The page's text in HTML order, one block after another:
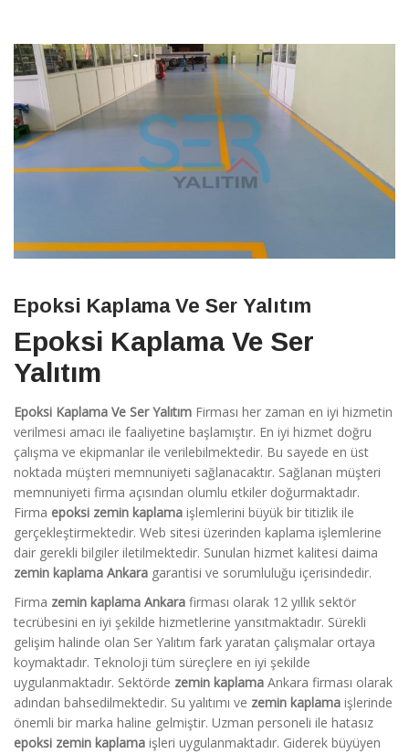
Epoksi Kaplama Ve Ser Yalıtım
Epoksi Kaplama Ve Ser
Yalıtım
Epoksi Kaplama Ve Ser Yalıtım Firması her zaman en iyi hizmetin
verilmesi amacı ile faaliyetine başlamıştır. En iyi hizmet doğru
çalışma ve ekipmanlar ile verilebilmektedir. Bu sayede en üst
noktada müşteri memnuniyeti sağlanacaktır. Sağlanan müşteri
memnuniyeti firma açısından olumlu etkiler doğurmaktadır.
Firma epoksi zemin kaplama işlemlerini büyük bir titizlik ile
gerçekleştirmektedir. Web sitesi üzerinden kaplama işlemlerine
dair gerekli bilgiler iletilmektedir. Sunulan hizmet kalitesi daima
zemin kaplama Ankara garantisi ve sorumluluğu içerisindedir.
Firma zemin kaplama Ankara firması olarak 12 yıllık sektör
tecrübesini en iyi şekilde hizmetlerine yansıtmaktadır. Sürekli
gelişim halinde olan Ser Yalıtım fark yaratan çalışmalar ortaya
koymaktadır. Teknoloji tüm süreçlere en iyi şekilde
uygulanmaktadır. Sektörde zemin kaplama Ankara firması olarak
adından bahsedilmektedir. Su yalıtımı ve zemin kaplama işlerinde
önemli bir marka haline gelmiştir. Uzman personeli ile hatasız
epoksi zemin kaplama işleri uygulanmaktadır. Giderek büyüyen